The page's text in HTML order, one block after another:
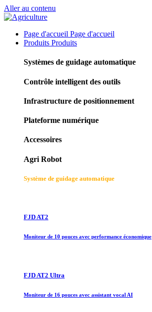
Aller au contenu
Page d'accueil Page d'accueil
Produits Produits
Systèmes de guidage automatique
Contrôle intelligent des outils
Infrastructure de positionnement
Plateforme numérique
Accessoires
Agri Robot
Système de guidage automatique
FJD AT2
Moniteur de 10 pouces avec performance économique
FJD AT2 Ultra
Moniteur de 16 pouces avec assistant vocal AI